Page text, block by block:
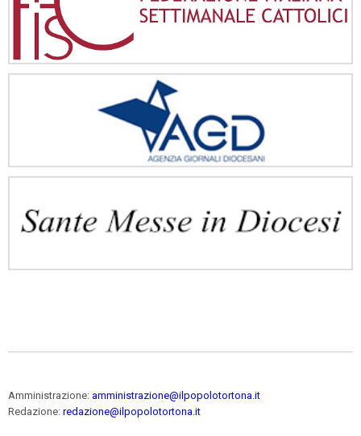
Amministrazione: amministrazione@ilpopolotortona.it
Redazione: redazione@ilpopolotortona.it